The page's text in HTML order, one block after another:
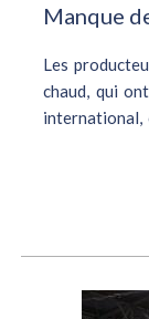
Manque
Les
chaud, qui
international,